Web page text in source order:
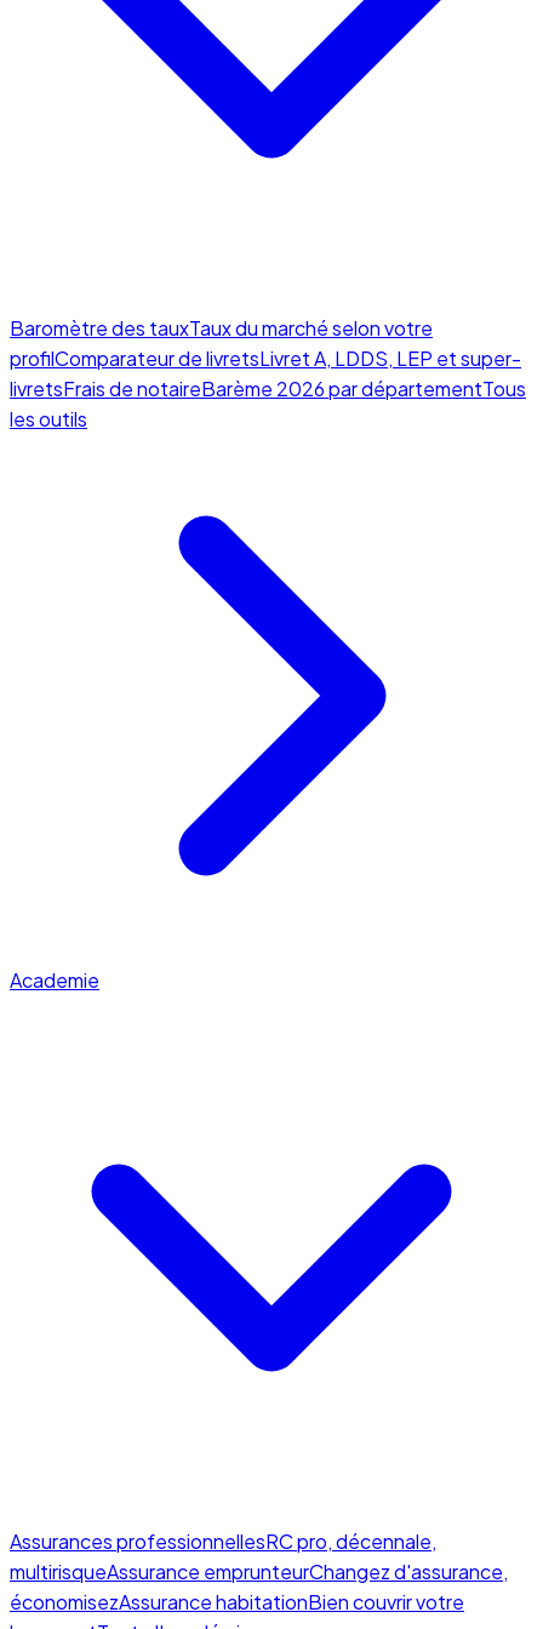
Baromètre des tauxTaux du marché selon votre
profilComparateur de livretsLivret A, LDDS, LEP et super-
livretsFrais de notaireBarème 2026 par départementTous
les outils
Academie
Assurances professionnellesRC pro, décennale,
multirisqueAssurance emprunteurChangez d'assurance,
économisezAssurance habitationBien couvrir votre